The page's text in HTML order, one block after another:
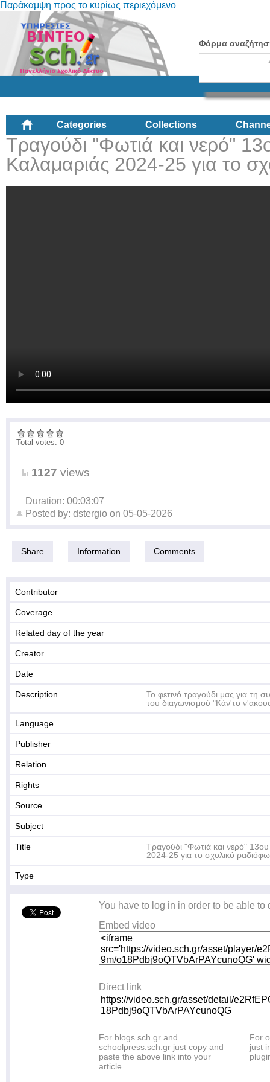
Παράκαμψη προς το κυρίως περιεχόμενο
Φόρμα
Categories Collections
Τραγούδι "Φωτιά και νερό"
Καλαμαριάς 2024-25 για το
Total votes: 0
1127 views
Duration: 00:03:07
Posted by: dstergio on 05-05-2026
Share Information Comments
Contributor
Coverage
Related day of the year
Creator
Date
Description
Το φετινό τραγούδι μας για τη
του διαγωνισμού "Κάν'το
Language
Publisher
Relation
Rights
Source
Subject
Title
Τραγούδι "Φωτιά και νερό"
2024-25 για το σχολικό
Type
You have to log in in order to be able to
Embed video
Direct link
For blogs.sch.gr and
schoolpress.sch.gr just copy and
paste the above link into your
article.
For
just